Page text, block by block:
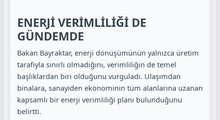
ENERJİ VERİMLİLİĞİ DE
GÜNDEMDE
Bakan Bayraktar, enerji dönüşümünün yalnızca üretim
tarafıyla sınırlı olmadığını, verimliliğin de temel
başlıklardan biri olduğunu vurguladı. Ulaşımdan
binalara, sanayiden ekonominin tüm alanlarına uzanan
kapsamlı bir enerji verimliliği planı bulunduğunu
belirtti.